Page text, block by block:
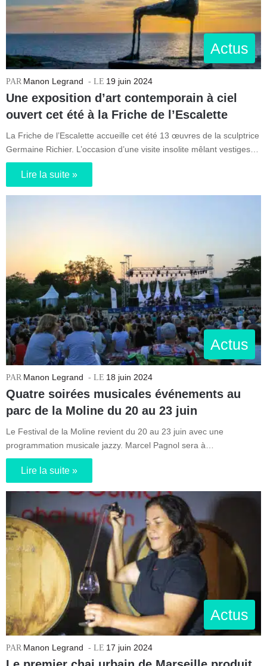
Actus
Manon Legrand 19 juin 2024
Une exposition d’art contemporain à ciel
ouvert cet été à la Friche de l’Escalette
La Friche de l’Escalette accueille cet été 13 œuvres de la sculptrice
Germaine Richier. L’occasion d’une visite insolite mêlant vestiges…
Lire la suite »
Actus
Manon Legrand 18 juin 2024
Quatre soirées musicales événements au
parc de la Moline du 20 au 23 juin
Le Festival de la Moline revient du 20 au 23 juin avec une
programmation musicale jazzy. Marcel Pagnol sera à…
Lire la suite »
Actus
Manon Legrand 17 juin 2024